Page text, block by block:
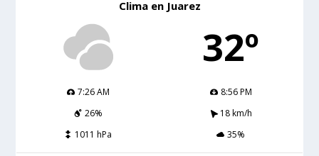
Clima en Juarez
32º
7:26 AM
8:56 PM
26%
18 km/h
1011 hPa
35%